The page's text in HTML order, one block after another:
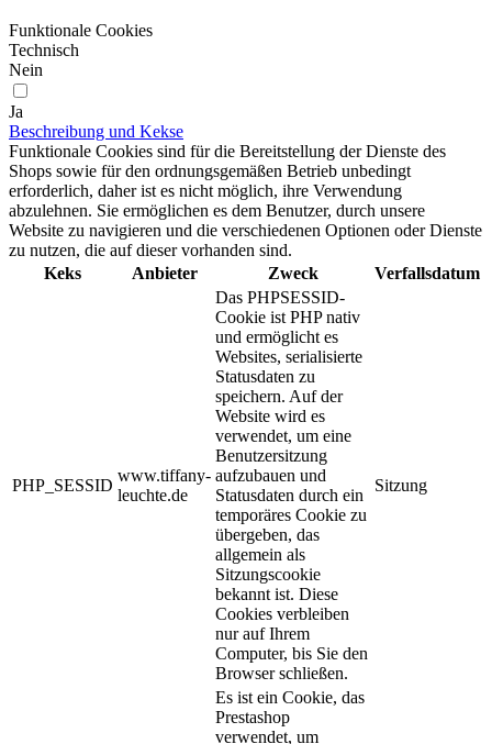
Funktionale Cookies
Technisch
Nein
Ja
Beschreibung und Kekse
Funktionale Cookies sind für die Bereitstellung der Dienste des
Shops sowie für den ordnungsgemäßen Betrieb unbedingt
erforderlich, daher ist es nicht möglich, ihre Verwendung
abzulehnen. Sie ermöglichen es dem Benutzer, durch unsere
Website zu navigieren und die verschiedenen Optionen oder Dienste
zu nutzen, die auf dieser vorhanden sind.
Keks
Anbieter Zweck Verfallsdatum
PHP_SESSID
www.tiffany-
leuchte.de
Das PHPSESSID-
Cookie ist PHP nativ
und ermöglicht es
Websites, serialisierte
Statusdaten zu
speichern. Auf der
Website wird es
verwendet, um eine
Benutzersitzung
aufzubauen und
Statusdaten durch ein
temporäres Cookie zu
übergeben, das
allgemein als
Sitzungscookie
bekannt ist. Diese
Cookies verbleiben
nur auf Ihrem
Computer, bis Sie den
Browser schließen.
Sitzung
Es ist ein Cookie, das
Prestashop
verwendet, um